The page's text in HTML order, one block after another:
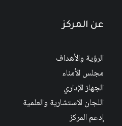
عن المركز
الرؤية والأهداف
مجلس الأمناء
الجهاز الإداري
اللجان الاستشارية والعلمية
إدعم المركز